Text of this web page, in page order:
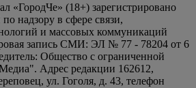
«ГородЧе» (18+) зарегистрировано
надзору в сфере связи,
и массовых коммуникаций
запись СМИ: ЭЛ № 77 - 78204 от 6
Общество с ограниченной
Адрес редакции 162612,
ул. Гоголя, д. 43, телефон